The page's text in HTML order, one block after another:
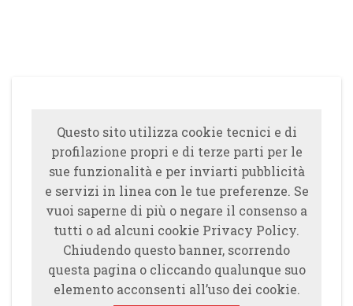
Questo sito utilizza cookie tecnici e di
profilazione propri e di terze parti per le
sue funzionalità e per inviarti pubblicità
e servizi in linea con le tue preferenze. Se
vuoi saperne di più o negare il consenso a
tutti o ad alcuni cookie Privacy Policy.
Chiudendo questo banner, scorrendo
questa pagina o cliccando qualunque suo
elemento acconsenti all’uso dei cookie.